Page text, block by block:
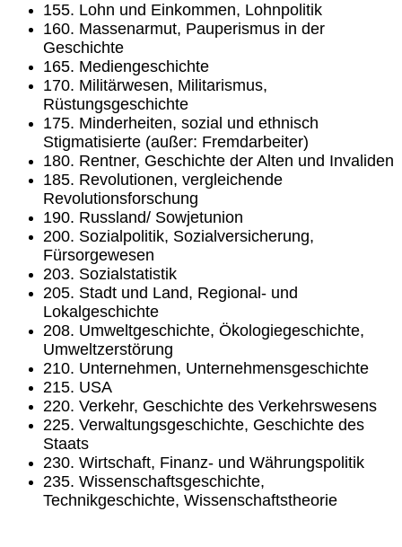
155. Lohn und Einkommen, Lohnpolitik
160. Massenarmut, Pauperismus in der
Geschichte
165. Mediengeschichte
170. Militärwesen, Militarismus,
Rüstungsgeschichte
175. Minderheiten, sozial und ethnisch
Stigmatisierte (außer: Fremdarbeiter)
180. Rentner, Geschichte der Alten und Invaliden
185. Revolutionen, vergleichende
Revolutionsforschung
190. Russland/ Sowjetunion
200. Sozialpolitik, Sozialversicherung,
Fürsorgewesen
203. Sozialstatistik
205. Stadt und Land, Regional- und
Lokalgeschichte
208. Umweltgeschichte, Ökologiegeschichte,
Umweltzerstörung
210. Unternehmen, Unternehmensgeschichte
215. USA
220. Verkehr, Geschichte des Verkehrswesens
225. Verwaltungsgeschichte, Geschichte des
Staats
230. Wirtschaft, Finanz- und Währungspolitik
235. Wissenschaftsgeschichte,
Technikgeschichte, Wissenschaftstheorie